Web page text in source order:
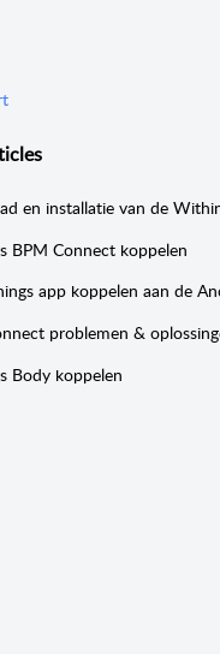
BPM Connect koppelen
problemen &
Body koppelen